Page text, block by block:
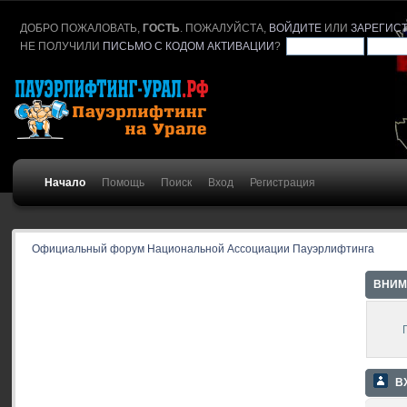
ДОБРО ПОЖАЛОВАТЬ, ГОСТЬ. ПОЖАЛУЙСТА, ВОЙДИТЕИЛИ
НЕ ПОЛУЧИЛИ ПИСЬМО С КОДОМ АКТИВАЦИИ?
Начало Помощь Поиск Вход Регистрация
Официальный форум Национальной Ассоциации Пауэрлифтинга